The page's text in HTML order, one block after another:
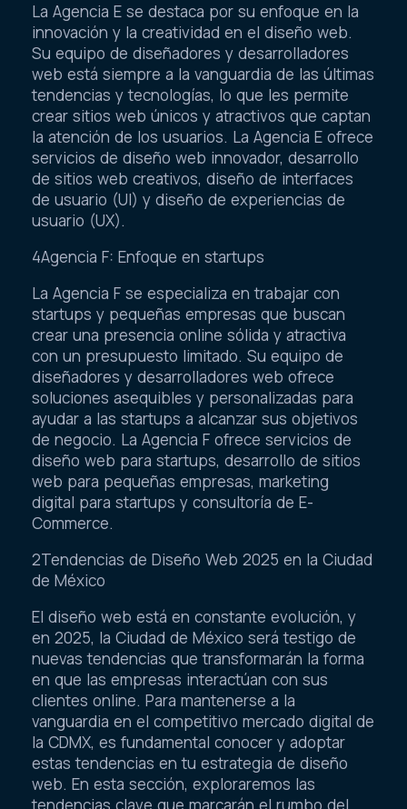
La Agencia E se destaca por su enfoque en la
innovación y la creatividad en el diseño web.
Su equipo de diseñadores y desarrolladores
web está siempre a la vanguardia de las últimas
tendencias y tecnologías, lo que les permite
crear sitios web únicos y atractivos que captan
la atención de los usuarios. La Agencia E ofrece
servicios de diseño web innovador, desarrollo
de sitios web creativos, diseño de interfaces
de usuario (UI) y diseño de experiencias de
usuario (UX).
4Agencia F: Enfoque en startups
La Agencia F se especializa en trabajar con
startups y pequeñas empresas que buscan
crear una presencia online sólida y atractiva
con un presupuesto limitado. Su equipo de
diseñadores y desarrolladores web ofrece
soluciones asequibles y personalizadas para
ayudar a las startups a alcanzar sus objetivos
de negocio. La Agencia F ofrece servicios de
diseño web para startups, desarrollo de sitios
web para pequeñas empresas, marketing
digital para startups y consultoría de E-
Commerce.
2Tendencias de Diseño Web 2025 en la Ciudad
de México
El diseño web está en constante evolución, y
en 2025, la Ciudad de México será testigo de
nuevas tendencias que transformarán la forma
en que las empresas interactúan con sus
clientes online. Para mantenerse a la
vanguardia en el competitivo mercado digital de
la CDMX, es fundamental conocer y adoptar
estas tendencias en tu estrategia de diseño
web. En esta sección, exploraremos las